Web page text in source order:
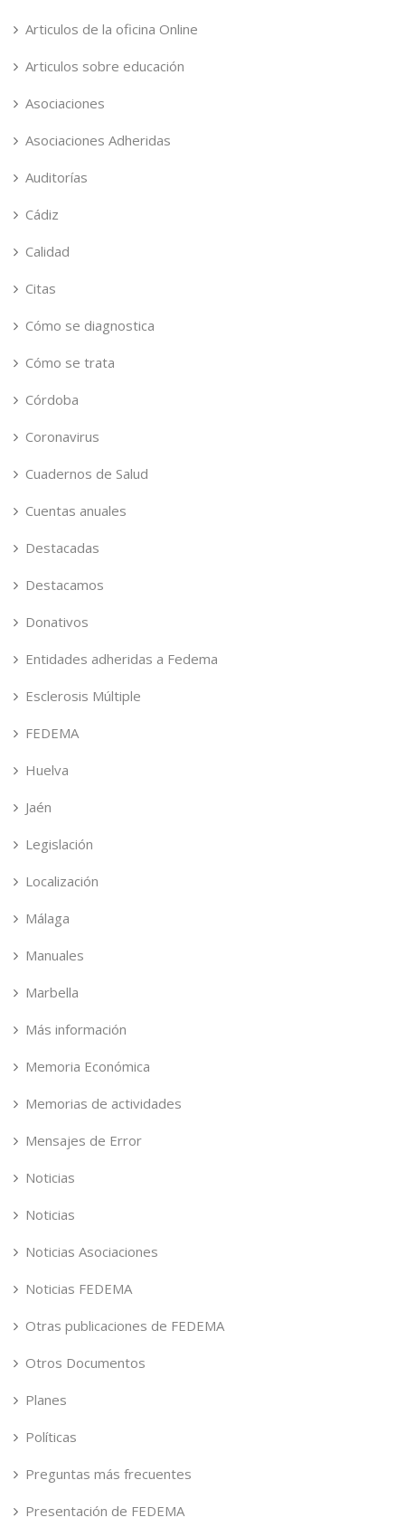
Articulos de la oficina Online
Articulos sobre educación
Asociaciones
Asociaciones Adheridas
Auditorías
Cádiz
Calidad
Citas
Cómo se diagnostica
Cómo se trata
Córdoba
Coronavirus
Cuadernos de Salud
Cuentas anuales
Destacadas
Destacamos
Donativos
Entidades adheridas a Fedema
Esclerosis Múltiple
FEDEMA
Huelva
Jaén
Legislación
Localización
Málaga
Manuales
Marbella
Más información
Memoria Económica
Memorias de actividades
Mensajes de Error
Noticias
Noticias
Noticias Asociaciones
Noticias FEDEMA
Otras publicaciones de FEDEMA
Otros Documentos
Planes
Políticas
Preguntas más frecuentes
Presentación de FEDEMA